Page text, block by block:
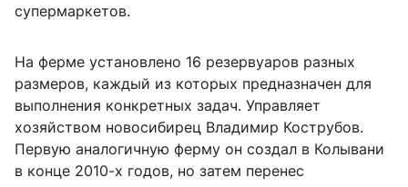
супермаркетов.
На ферме установлено 16 резервуаров разных
размеров, каждый из которых предназначен для
выполнения конкретных задач. Управляет
хозяйством новосибирец Владимир Кострубов.
Первую аналогичную ферму он создал в Колывани
в конце 2010-х годов, но затем перенес